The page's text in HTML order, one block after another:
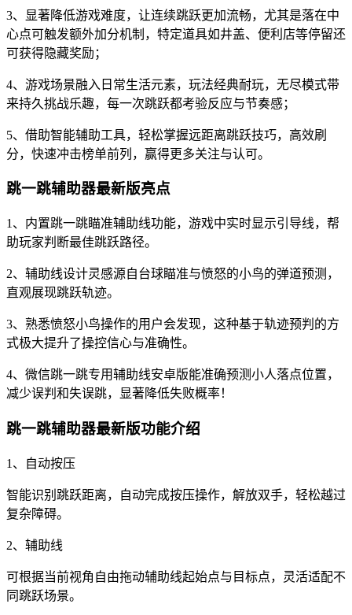
3、显著降低游戏难度，让连续跳跃更加流畅，尤其是落在中
心点可触发额外加分机制，特定道具如井盖、便利店等停留还
可获得隐藏奖励；
4、游戏场景融入日常生活元素，玩法经典耐玩，无尽模式带
来持久挑战乐趣，每一次跳跃都考验反应与节奏感；
5、借助智能辅助工具，轻松掌握远距离跳跃技巧，高效刷
分，快速冲击榜单前列，赢得更多关注与认可。
跳一跳辅助器最新版亮点
1、内置跳一跳瞄准辅助线功能，游戏中实时显示引导线，帮
助玩家判断最佳跳跃路径。
2、辅助线设计灵感源自台球瞄准与愤怒的小鸟的弹道预测，
直观展现跳跃轨迹。
3、熟悉愤怒小鸟操作的用户会发现，这种基于轨迹预判的方
式极大提升了操控信心与准确性。
4、微信跳一跳专用辅助线安卓版能准确预测小人落点位置，
减少误判和失误跳，显著降低失败概率！
跳一跳辅助器最新版功能介绍
1、自动按压
智能识别跳跃距离，自动完成按压操作，解放双手，轻松越过
复杂障碍。
2、辅助线
可根据当前视角自由拖动辅助线起始点与目标点，灵活适配不
同跳跃场景。